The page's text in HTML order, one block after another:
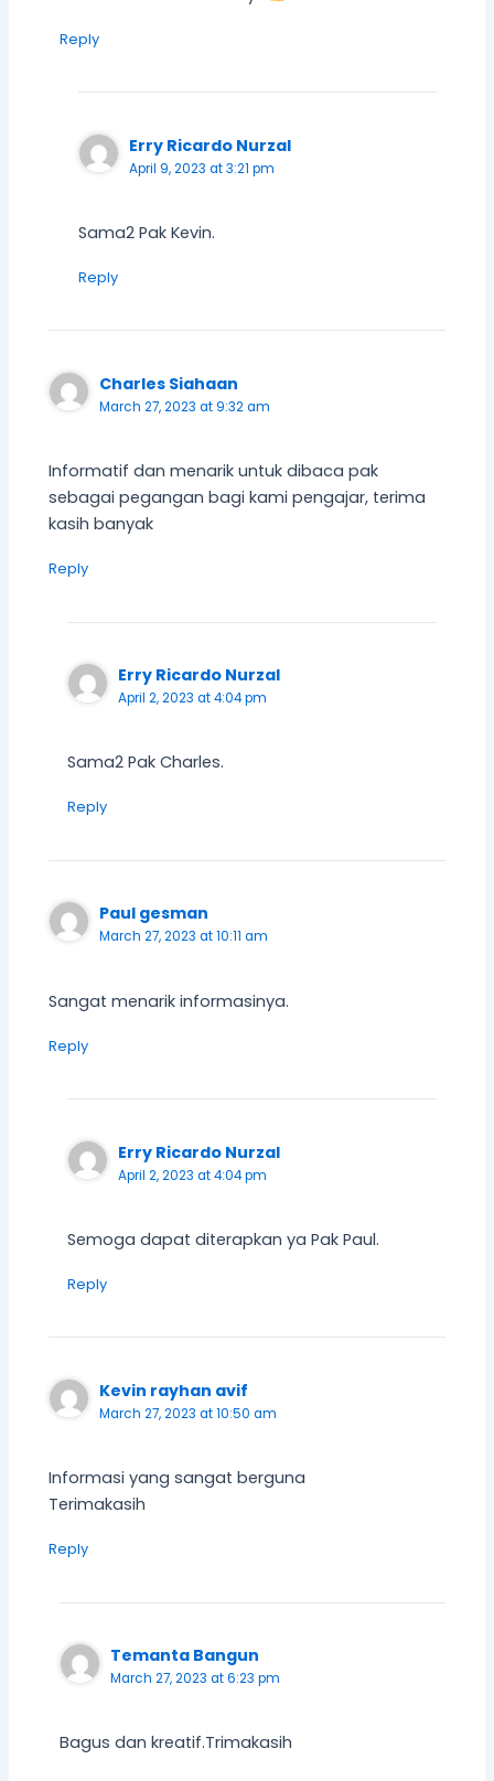
Reply
Erry Ricardo Nurzal
April 9, 2023 at 3:21 pm
Sama2 Pak Kevin.
Reply
Charles Siahaan
March 27, 2023 at 9:32 am
Informatif dan menarik untuk dibaca pak
sebagai pegangan bagi kami pengajar, terima
kasih banyak
Reply
Erry Ricardo Nurzal
April 2, 2023 at 4:04 pm
Sama2 Pak Charles.
Reply
Paul gesman
March 27, 2023 at 10:11 am
Sangat menarik informasinya.
Reply
Erry Ricardo Nurzal
April 2, 2023 at 4:04 pm
Semoga dapat diterapkan ya Pak Paul.
Reply
Kevin rayhan avif
March 27, 2023 at 10:50 am
Informasi yang sangat berguna
Terimakasih
Reply
Temanta Bangun
March 27, 2023 at 6:23 pm
Bagus dan kreatif.Trimakasih